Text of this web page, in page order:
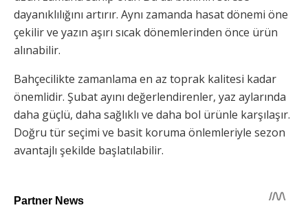
dayanıklılığını artırır. Aynı zamanda hasat dönemi öne
çekilir ve yazın aşırı sıcak dönemlerinden önce ürün
alınabilir.
Bahçecilikte zamanlama en az toprak kalitesi kadar
önemlidir. Şubat ayını değerlendirenler, yaz aylarında
daha güçlü, daha sağlıklı ve daha bol ürünle karşılaşır.
Doğru tür seçimi ve basit koruma önlemleriyle sezon
avantajlı şekilde başlatılabilir.